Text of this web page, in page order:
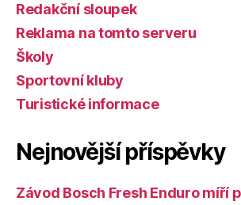
Redakční sloupek
Reklama na tomto serveru
Školy
Sportovní kluby
Turistické informace
Nejnovější příspěvky
Závod Bosch Fresh Enduro míří